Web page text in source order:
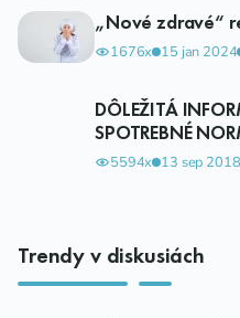
„Nové zdravé“
1676x 15 jan 2024
DÔLEŽITÁ
SPOTREBNÉ
5594x 13 sep 2018
Trendy v diskusiách